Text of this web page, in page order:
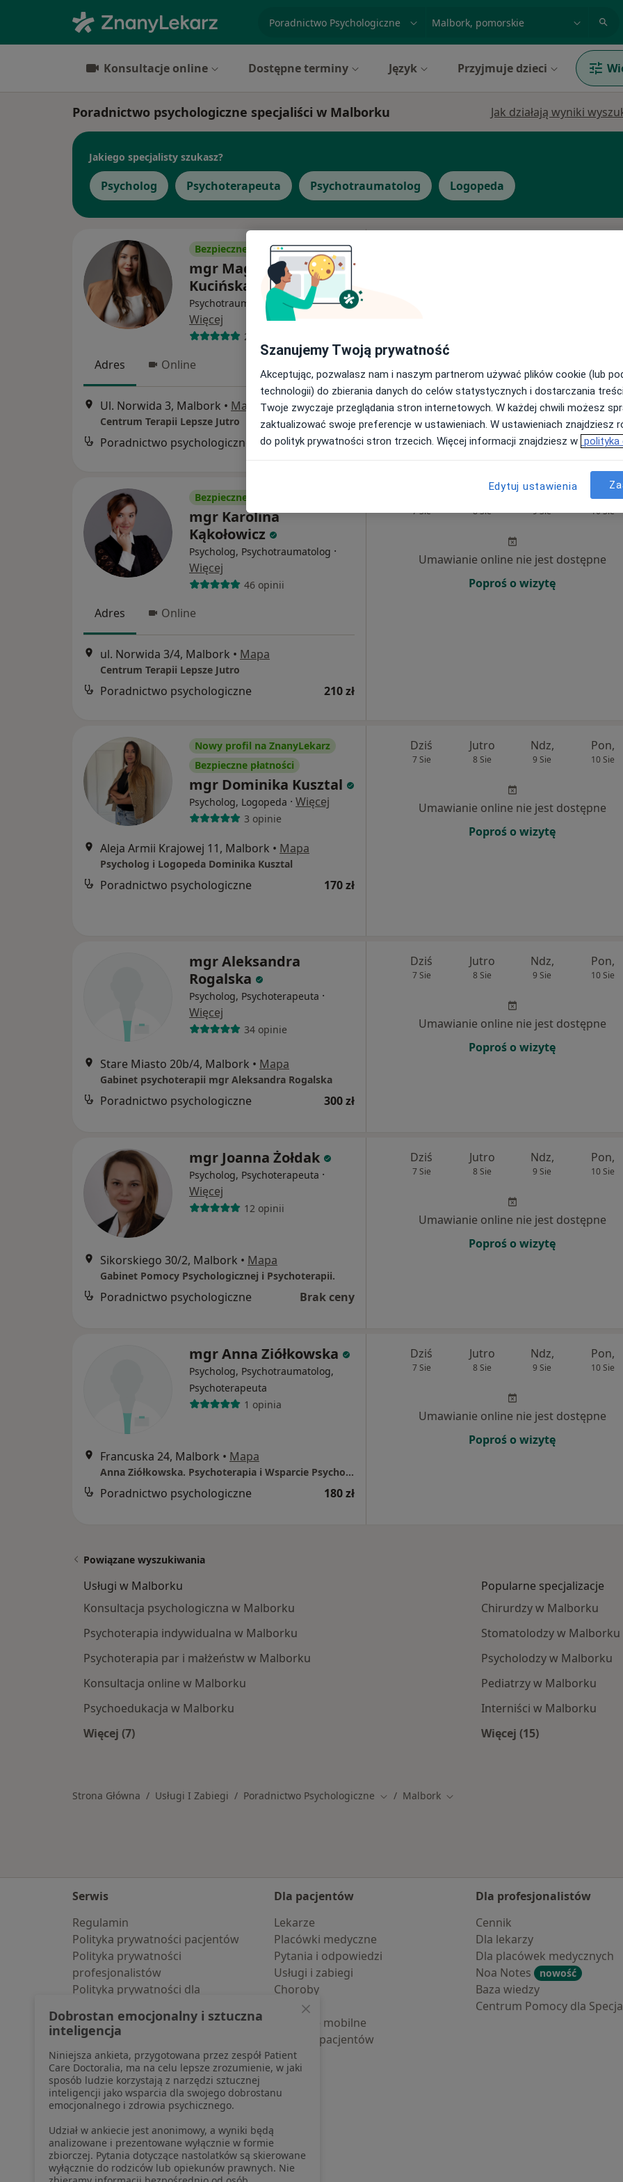
Konsultacje online Dostępne terminy Język Przyjmuje dzieci
Poradnictwo psychologiczne specjaliści w Malborku Jak działają wyniki
Jakiego specjalisty szukasz?
Psycholog Psychoterapeuta Psychotraumatolog Logopeda
Bezpieczne płatności
mgr Magdalena
Kucińska
Psychotraumatolog, Psycholog·
Więcej
21 opinii
Adres Online
Ul. Norwida 3, Malbork • Mapa
Centrum Terapii Lepsze Jutro
Poradnictwo psychologiczne 200 zł
Bezpieczne płatności
mgr Karolina
Kąkołowicz
Psycholog, Psychotraumatolog ·
Więcej
46 opinii
Adres Online
ul. Norwida 3/4, Malbork • Mapa
Centrum Terapii Lepsze Jutro
Poradnictwo psychologiczne 210 zł
7 Sie 8 Sie 9 Sie
Pon,
10 Sie
Umawianie online nie jest dostępne
Poproś o wizytę
Nowy profil na ZnanyLekarz
Bezpieczne płatności
mgr Dominika Kusztal
Psycholog, Logopeda · Więcej
3 opinie
Aleja Armii Krajowej 11, Malbork • Mapa
Psycholog i Logopeda Dominika Kusztal
Poradnictwo psychologiczne 170 zł
Dziś
7 Sie
Jutro
8 Sie
Ndz,
9 Sie
Pon,
10 Sie
Umawianie online nie jest dostępne
Poproś o wizytę
mgr Aleksandra
Rogalska
Psycholog, Psychoterapeuta ·
Więcej
34 opinie
Stare Miasto 20b/4, Malbork • Mapa
Gabinet psychoterapii mgr Aleksandra Rogalska
Poradnictwo psychologiczne 300 zł
Dziś
7 Sie
Jutro
8 Sie
Ndz,
9 Sie
Pon,
10 Sie
Umawianie online nie jest dostępne
Poproś o wizytę
mgr Joanna Żołdak
Psycholog, Psychoterapeuta ·
Więcej
12 opinii
Sikorskiego 30/2, Malbork • Mapa
Gabinet Pomocy Psychologicznej i Psychoterapii.
Poradnictwo psychologiczne Brak ceny
Dziś
7 Sie
Jutro
8 Sie
Ndz,
9 Sie
Pon,
10 Sie
Umawianie online nie jest dostępne
Poproś o wizytę
mgr Anna Ziółkowska
Psycholog, Psychotraumatolog,
Psychoterapeuta
1 opinia
Francuska 24, Malbork • Mapa
Anna Ziółkowska. Psychoterapia i Wsparcie Psychologiczne
Poradnictwo psychologiczne 180 zł
Dziś
7 Sie
Jutro
8 Sie
Ndz,
9 Sie
Pon,
10 Sie
Umawianie online nie jest dostępne
Poproś o wizytę
Powiązane wyszukiwania
Usługi w Malborku
Konsultacja psychologiczna w Malborku
Psychoterapia indywidualna w Malborku
Psychoterapia par i małżeństw w Malborku
Konsultacja online w Malborku
Psychoedukacja w Malborku
Więcej (7)
Popularne specjalizacje
Chirurdzy w Malborku
Stomatolodzy w Malborku
Psycholodzy w Malborku
Pediatrzy w Malborku
Interniści w Malborku
Więcej (15)
Strona Główna Usługi I Zabiegi Poradnictwo Psychologiczne Zmień miasto
Malbork Zmień miasto
Serwis
Regulamin
Polityka prywatności pacjentów
Polityka prywatności
profesjonalistów
Polityka prywatności dla
pozyskaliśmy samodzielnie
Polityka cookies
Jak działają wyniki wyszukiwania
Dostępność
O nas
Praca Rekrutujemy!
Partnerzy
Centrum prasowe
Kontakt
Dla pacjentów
Lekarze
Placówki medyczne
Pytania i odpowiedzi
Usługi i zabiegi
Choroby
Pomoc
Aplikacje mobilne
Blog dla pacjentów
Dla profesjonalistów
Cennik
Dla lekarzy
Dla placówek medycznych
Noa Notes
nowość
Baza wiedzy
Centrum Pomocy dla
Szanujemy Twoją prywatność
Akceptując, pozwalasz nam i naszym partnerom używać plików cookie (lub
technologii) do zbierania danych do celów statystycznych i dostarczania
Twoje zwyczaje przeglądania stron internetowych. W każdej chwili możesz
zaktualizować swoje preferencje w ustawieniach. W ustawieniach znajdziesz
do polityk prywatności stron trzecich. Więcej informacji znajdziesz w polityka
Edytuj ustawienia
Dobrostan emocjonalny i sztuczna
inteligencja
Niniejsza ankieta, przygotowana przez zespół Patient
Care Doctoralia, ma na celu lepsze zrozumienie, w jaki
sposób ludzie korzystają z narzędzi sztucznej
inteligencji jako wsparcia dla swojego dobrostanu
emocjonalnego i zdrowia psychicznego.
Udział w ankiecie jest anonimowy, a wyniki będą
analizowane i prezentowane wyłącznie w formie
zbiorczej. Pytania dotyczące nastolatków są skierowane
wyłącznie do rodziców lub opiekunów prawnych. Nie